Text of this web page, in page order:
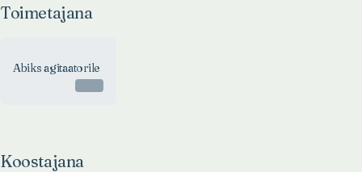
Toimetajana
Abiks agitaatorile
Koostajana